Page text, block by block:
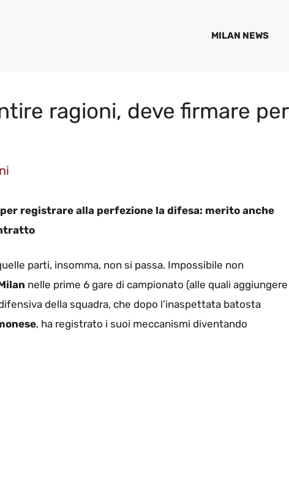
MILAN NEWS
ragioni, deve firmare per
registrare alla perfezione la difesa: merito anche
parti, insomma, non si passa. Impossibile non
nelle prime 6 gare di campionato (alle quali aggiungere
della squadra, che dopo l’inaspettata batosta
, ha registrato i suoi meccanismi diventando